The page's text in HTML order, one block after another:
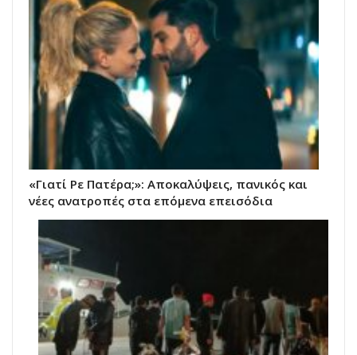
«Γιατί Ρε Πατέρα;»: Αποκαλύψεις, πανικός και
νέες ανατροπές στα επόμενα επεισόδια